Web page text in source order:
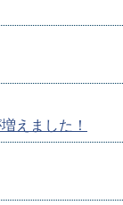
えました！